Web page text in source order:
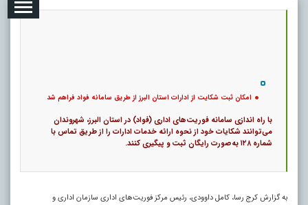
امکان ثبت شکایت از ادارات استان البرز از طریق سامانه فواد فراهم شد
با راه اندازی سامانه فوریت‌های اداری (فواد) در استان البرز، شهروندان
می‌توانند شکایات خود از نحوه ارائه خدمات ادارات را از طریق تماس با
شماره ۱۲۸ به‌صورت رایگان ثبت و پیگیری کنند.
به گزارش کرج رسا، کامل داوودی، رئیس مرکز فوریت‌های اداری سازمان اداری و